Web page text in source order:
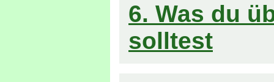
6. Was du
solltest